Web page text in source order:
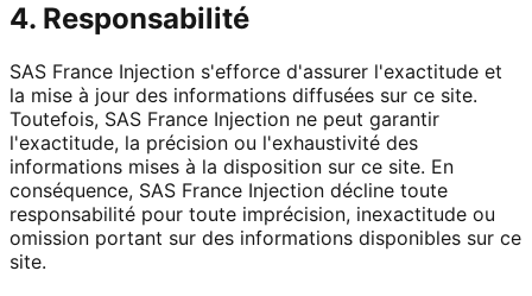
4. Responsabilité
SAS France Injection s'efforce d'assurer l'exactitude et
la mise à jour des informations diffusées sur ce site.
Toutefois, SAS France Injection ne peut garantir
l'exactitude, la précision ou l'exhaustivité des
informations mises à la disposition sur ce site. En
conséquence, SAS France Injection décline toute
responsabilité pour toute imprécision, inexactitude ou
omission portant sur des informations disponibles sur ce
site.